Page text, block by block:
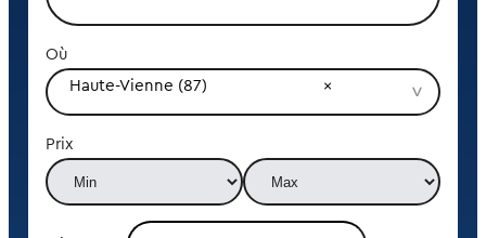
Où
Haute-Vienne (87)
Prix